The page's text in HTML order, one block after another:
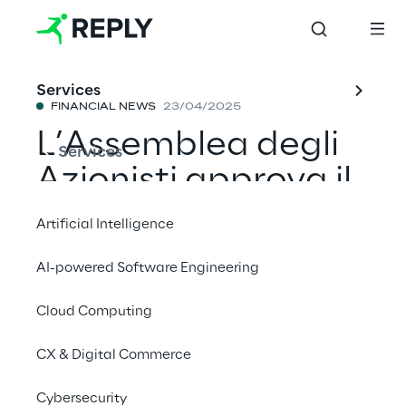
Services
Services
Artificial Intelligence
AI-powered Software Engineering
Cloud Computing
CX & Digital Commerce
Cybersecurity
FINANCIAL NEWS 23/04/2025
L’Assemblea degli
Azionisti approva il
Bilancio 2024
23 Aprile 2025 alle 10.52